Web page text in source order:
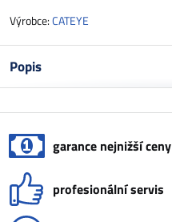
Výrobce:CATEYE
Popis
garance nejnižší ceny
profesionální servis